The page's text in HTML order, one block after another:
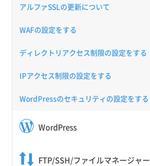
アルファSSLの更新について
WAFの設定をする
ディレクトリアクセス制限の設定をする
IPアクセス制限の設定をする
WordPressのセキュリティの設定をする
WordPress
FTP/SSH/ファイルマネージャー